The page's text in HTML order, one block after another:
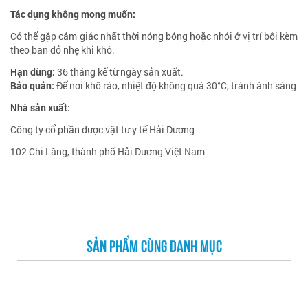
Tác dụng không mong muốn:
Có thể gặp cảm giác nhất thời nóng bỏng hoặc nhói ở vị trí bôi kèm
theo ban đỏ nhẹ khi khô.
Hạn dùng: 36 tháng kể từ ngày sản xuất.
Bảo quản: Để nơi khô ráo, nhiệt độ không quá 30°C, tránh ánh sáng
Nhà sản xuất:
Công ty cổ phần dược vật tư y tế Hải Dương
102 Chi Lăng, thành phố Hải Dương Việt Nam
SẢN PHẨM CÙNG DANH MỤC